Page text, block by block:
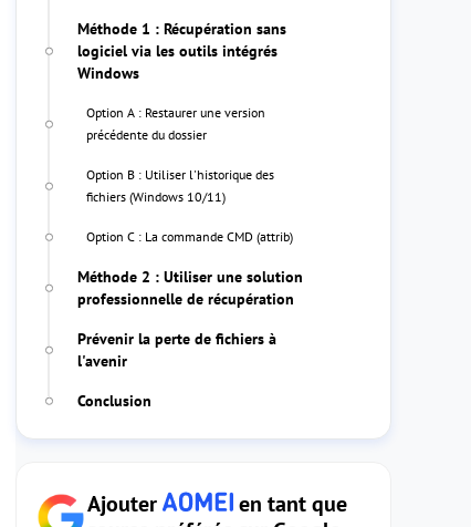
Méthode 1 : Récupération sans
logiciel via les outils intégrés
Windows
Option A : Restaurer une version
précédente du dossier
Option B : Utiliser l'historique des
fichiers (Windows 10/11)
Option C : La commande CMD (attrib)
Méthode 2 : Utiliser une solution
professionnelle de récupération
Prévenir la perte de fichiers à
l'avenir
Conclusion
Ajouter
en tant que